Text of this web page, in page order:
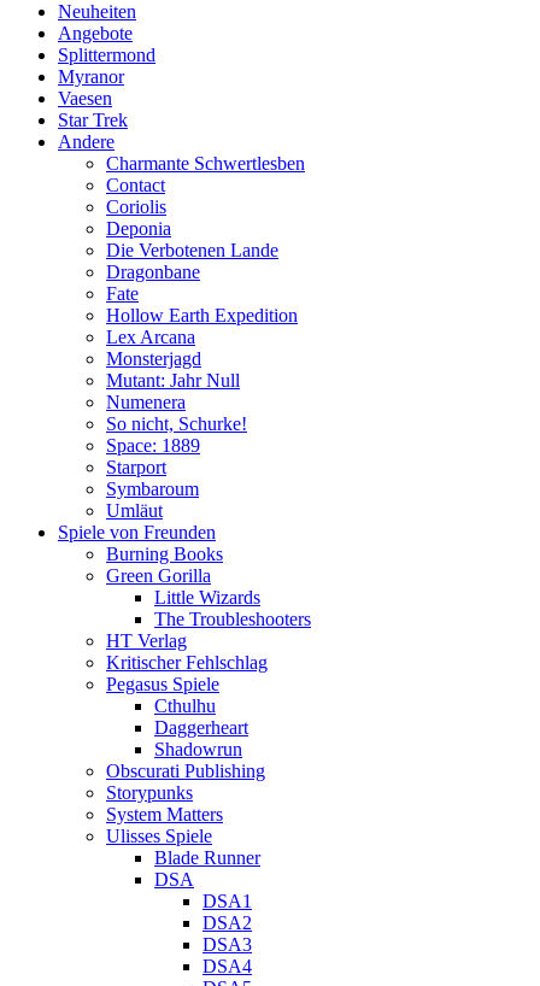
Neuheiten
Angebote
Splittermond
Myranor
Vaesen
Star Trek
Andere
Charmante Schwertlesben
Contact
Coriolis
Deponia
Die Verbotenen Lande
Dragonbane
Fate
Hollow Earth Expedition
Lex Arcana
Monsterjagd
Mutant: Jahr Null
Numenera
So nicht, Schurke!
Space: 1889
Starport
Symbaroum
Umläut
Spiele von Freunden
Burning Books
Green Gorilla
Little Wizards
The Troubleshooters
HT Verlag
Kritischer Fehlschlag
Pegasus Spiele
Cthulhu
Daggerheart
Shadowrun
Obscurati Publishing
Storypunks
System Matters
Ulisses Spiele
Blade Runner
DSA
DSA1
DSA2
DSA3
DSA4